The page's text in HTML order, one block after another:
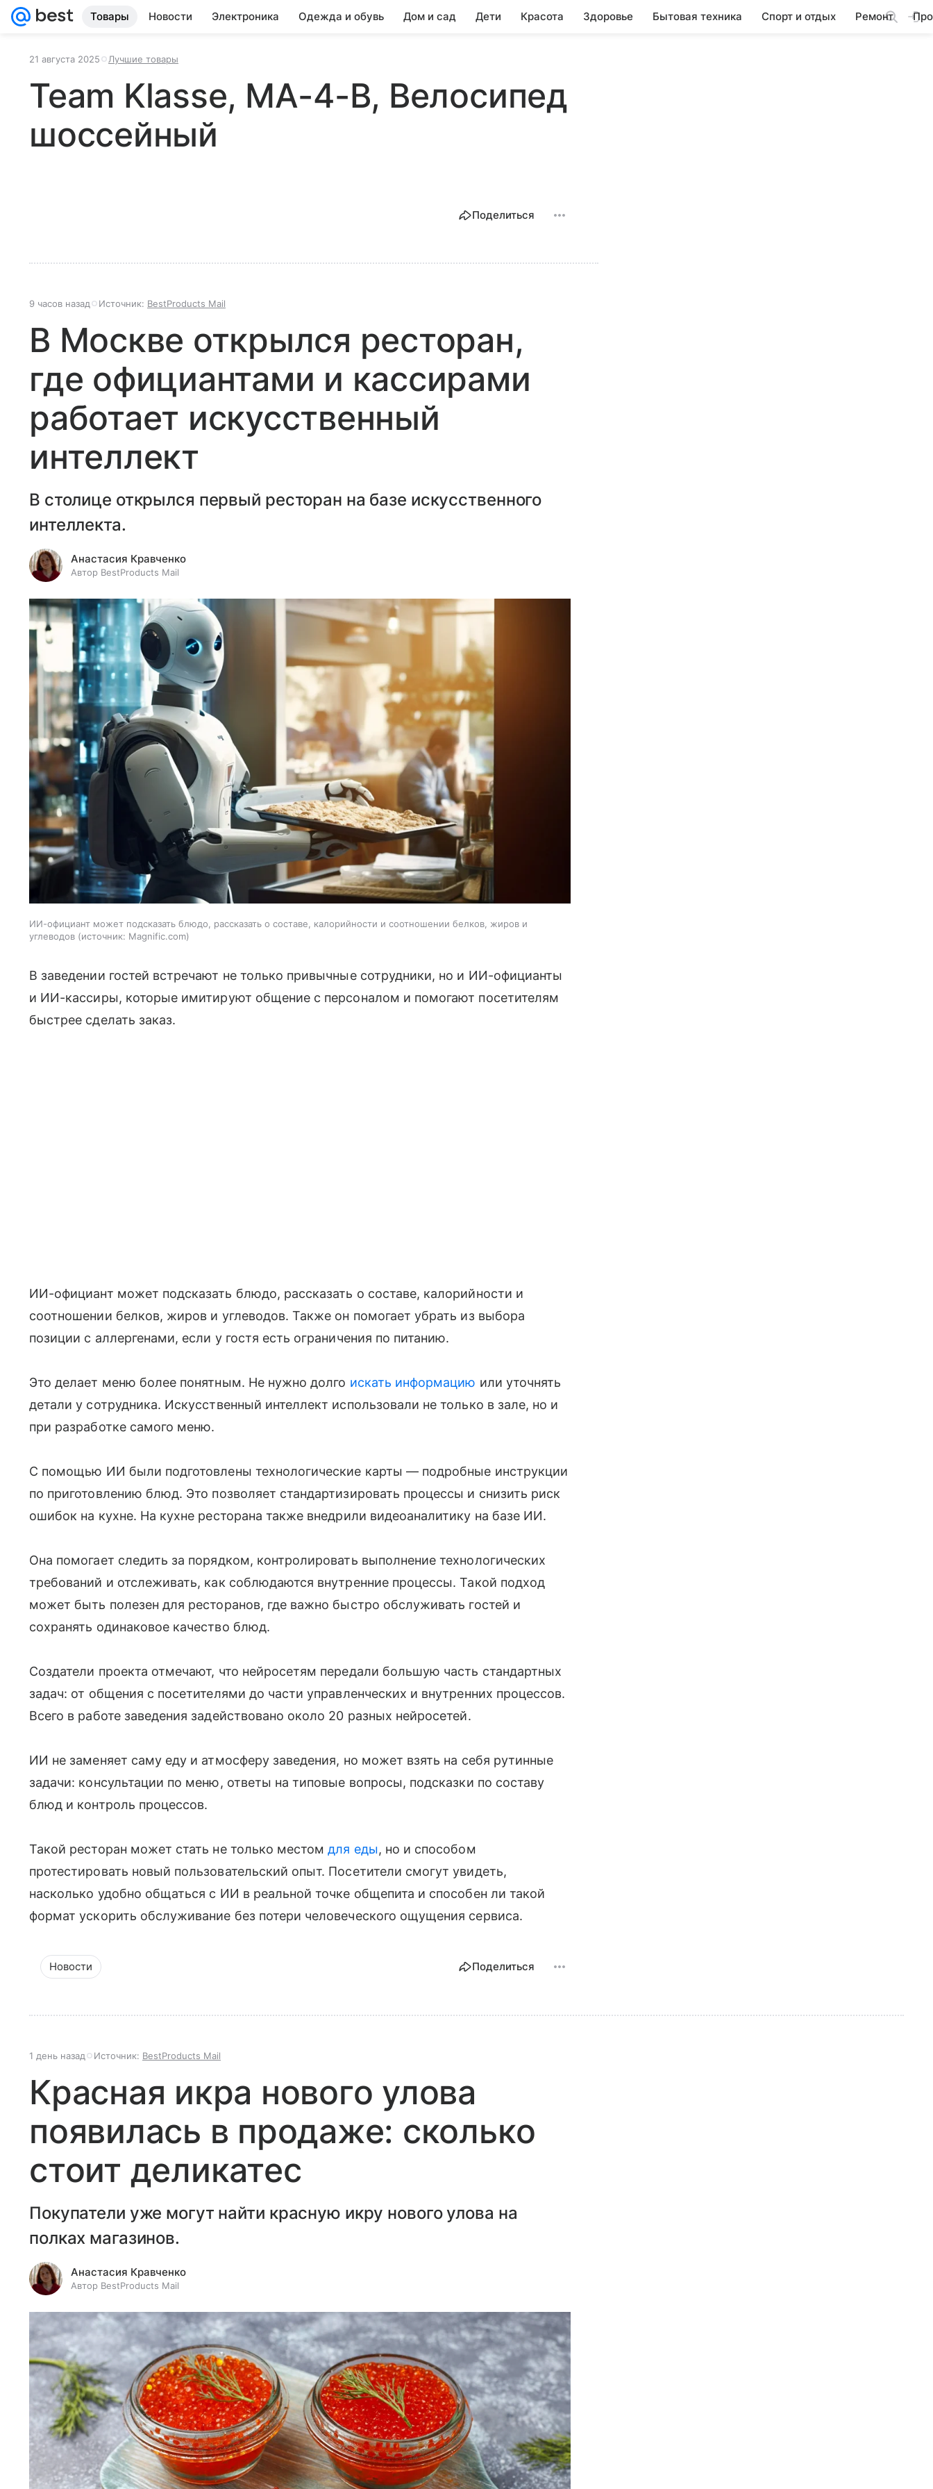
Товары Новости Электроника Одежда и обувь Дом и сад Дети Красота Здоровье Бытовая техника Спорт и отдых Ремонт
21 августа 2025 Лучшие товары
Team Klasse, MA-4-B, Велосипед
шоссейный
Поделиться
9 часов назад Источник: BestProducts Mail
В Москве открылся ресторан,
где официантами и кассирами
работает искусственный
интеллект
В столице открылся первый ресторан на базе искусственного
интеллекта.
Анастасия Кравченко
Автор BestProducts Mail
ИИ-официант может подсказать блюдо, рассказать о составе, калорийности и соотношении белков, жиров и
углеводов
источник: Magnific.com
В заведении гостей встречают не только привычные сотрудники, но и ИИ-официанты
и ИИ-кассиры, которые имитируют общение с персоналом и помогают посетителям
быстрее сделать заказ.
ИИ-официант может подсказать блюдо, рассказать о составе, калорийности и
соотношении белков, жиров и углеводов. Также он помогает убрать из выбора
позиции с аллергенами, если у гостя есть ограничения по питанию.
Это делает меню более понятным. Не нужно долго искать информацию или уточнять
детали у сотрудника. Искусственный интеллект использовали не только в зале, но и
при разработке самого меню.
С помощью ИИ были подготовлены технологические карты — подробные инструкции
по приготовлению блюд. Это позволяет стандартизировать процессы и снизить риск
ошибок на кухне. На кухне ресторана также внедрили видеоаналитику на базе ИИ.
Она помогает следить за порядком, контролировать выполнение технологических
требований и отслеживать, как соблюдаются внутренние процессы. Такой подход
может быть полезен для ресторанов, где важно быстро обслуживать гостей и
сохранять одинаковое качество блюд.
Создатели проекта отмечают, что нейросетям передали большую часть стандартных
задач: от общения с посетителями до части управленческих и внутренних процессов.
Всего в работе заведения задействовано около 20 разных нейросетей.
ИИ не заменяет саму еду и атмосферу заведения, но может взять на себя рутинные
задачи: консультации по меню, ответы на типовые вопросы, подсказки по составу
блюд и контроль процессов.
Такой ресторан может стать не только местомдля еды, но и способом
протестировать новый пользовательский опыт. Посетители смогут увидеть,
насколько удобно общаться с ИИ в реальной точке общепита и способен ли такой
формат ускорить обслуживание без потери человеческого ощущения сервиса.
Новости Поделиться
1 день назад Источник: BestProducts Mail
Красная икра нового улова
появилась в продаже: сколько
стоит деликатес
Покупатели уже могут найти красную икру нового улова на
полках магазинов.
Анастасия Кравченко
Автор BestProducts Mail